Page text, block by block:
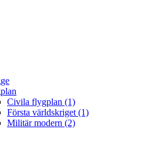
Civila flygplan (1)
Första världskriget (1)
Militär modern (2)